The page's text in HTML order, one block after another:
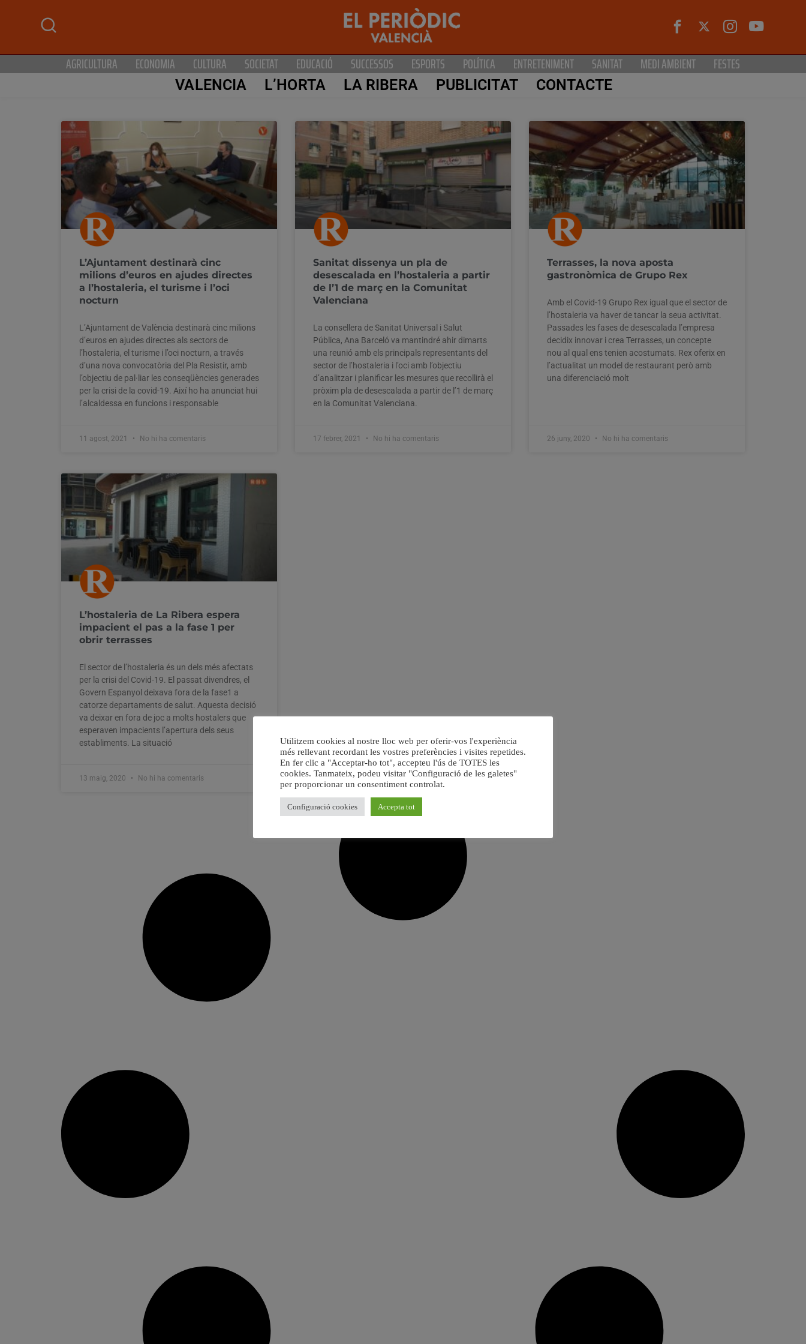
AGRICULTURA ECONOMIA CULTURA SOCIETAT EDUCACIÓ SUCCESSOS ESPORTS POLÍTICA ENTRETENIMENT SANITAT MEDI AMBIENT FESTES
VALENCIA L’HORTA LA RIBERA PUBLICITAT CONTACTE
L’Ajuntament destinarà cinc
milions d’euros en ajudes directes
a l’hostaleria, el turisme i l’oci
nocturn
L’Ajuntament de València destinarà cinc milions
d’euros en ajudes directes als sectors de
l’hostaleria, el turisme i l’oci nocturn, a través
d’una nova convocatòria del Pla Resistir, amb
l’objectiu de pal·liar les conseqüències generades
per la crisi de la covid-19. Així ho ha anunciat hui
l’alcaldessa en funcions i responsable
11 agost, 2021 No hi ha comentaris
Sanitat dissenya un pla de
desescalada en l’hostaleria a partir
de l’1 de març en la Comunitat
Valenciana
La consellera de Sanitat Universal i Salut
Pública, Ana Barceló va mantindré ahir dimarts
una reunió amb els principals representants del
sector de l’hostaleria i l’oci amb l’objectiu
d’analitzar i planificar les mesures que recollirà el
pròxim pla de desescalada a partir de l’1 de març
en la Comunitat Valenciana.
17 febrer, 2021 No hi ha comentaris
Terrasses, la nova aposta
gastronòmica de Grupo Rex
Amb el Covid-19 Grupo Rex igual que el sector de
l’hostaleria va haver de tancar la seua activitat.
Passades les fases de desescalada l’empresa
decidix innovar i crea Terrasses, un concepte
nou al qual ens tenien acostumats. Rex oferix en
l’actualitat un model de restaurant però amb
una diferenciació molt
26 juny, 2020 No hi ha comentaris
L’hostaleria de La Ribera espera
impacient el pas a la fase 1 per
obrir terrasses
El sector de l’hostaleria és un dels més afectats
per la crisi del Covid-19. El passat divendres, el
Govern Espanyol deixava fora de la fase1 a
catorze departaments de salut. Aquesta decisió
va deixar en fora de joc a molts hostalers que
esperaven impacients l’apertura dels seus
establiments. La situació
13 maig, 2020 No hi ha comentaris
Utilitzem cookies al nostre lloc web per oferir-vos l'experiència
més rellevant recordant les vostres preferències i visites repetides.
En fer clic a "Acceptar-ho tot", accepteu l'ús de TOTES les
cookies. Tanmateix, podeu visitar "Configuració de les galetes"
per proporcionar un consentiment controlat.
Configuració cookies Accepta tot